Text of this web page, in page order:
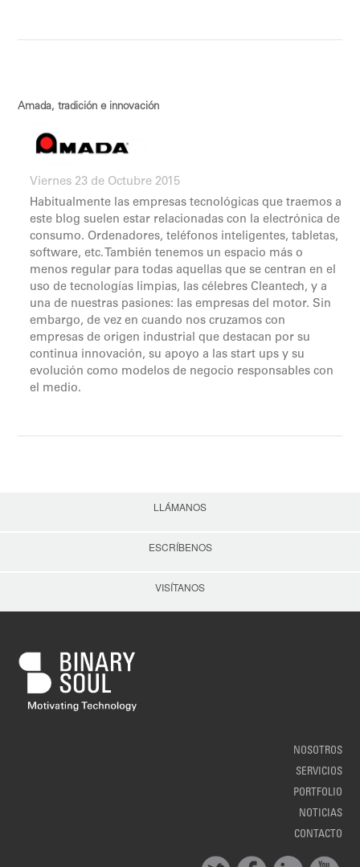
Amada, tradición e innovación
Viernes 23 de Octubre 2015
Habitualmente las empresas tecnológicas que traemos a
este blog suelen estar relacionadas con la electrónica de
consumo. Ordenadores, teléfonos inteligentes, tabletas,
software, etc. También tenemos un espacio más o
menos regular para todas aquellas que se centran en el
uso de tecnologías limpias, las célebres Cleantech, y a
una de nuestras pasiones: las empresas del motor. Sin
embargo, de vez en cuando nos cruzamos con
empresas de origen industrial que destacan por su
continua innovación, su apoyo a las start ups y su
evolución como modelos de negocio responsables con
el medio.
LLÁMANOS
ESCRÍBENOS
VISÍTANOS
NOSOTROS
SERVICIOS
PORTFOLIO
NOTICIAS
CONTACTO